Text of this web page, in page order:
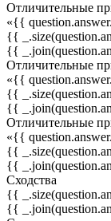
Отличительные
«{{
{{
{{
Отличительные
«{{
{{
{{
Отличительные
«{{
{{
{{
Сходства
{{
{{